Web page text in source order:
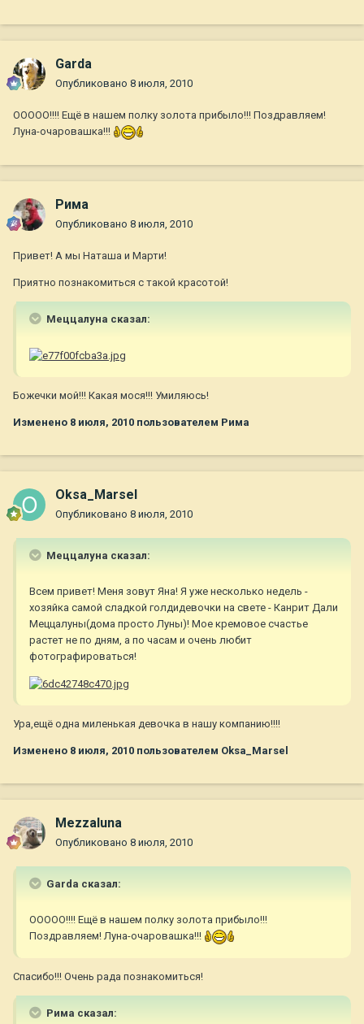
Garda
Опубликовано 8 июля, 2010
ООООО!!!! Ещё в нашем полку золота прибыло!!! Поздравляем!
Луна-очаровашка!!!
Рима
Опубликовано 8 июля, 2010
Привет! А мы Наташа и Марти!
Приятно познакомиться с такой красотой!
Меццалуна сказал:
Божечки мой!!! Какая мося!!! Умиляюсь!
Изменено 8 июля, 2010 пользователем Рима
Oksa_Marsel
Опубликовано 8 июля, 2010
Меццалуна сказал:
Всем привет! Меня зовут Яна! Я уже несколько недель -
хозяйка самой сладкой голдидевочки на свете - Канрит Дали
Меццалуны(дома просто Луны)! Мое кремовое счастье
растет не по дням, а по часам и очень любит
фотографироваться!
Ура,ещё одна миленькая девочка в нашу компанию!!!!
Изменено 8 июля, 2010 пользователем Oksa_Marsel
Mezzaluna
Опубликовано 8 июля, 2010
Garda сказал:
ООООО!!!! Ещё в нашем полку золота прибыло!!!
Поздравляем! Луна-очаровашка!!!
Спасибо!!! Очень рада познакомиться!
Рима сказал: